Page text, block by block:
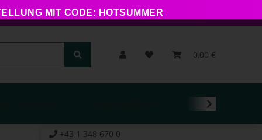
MIT CODE: HOTSUMMER
0,00 €
Kontakt
+43 1 348 670 0